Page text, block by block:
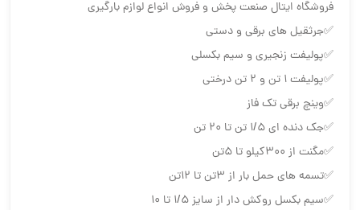
فروشگاه ایتال صنعت پخش و فروش انواع لوازم بارگیري
✅جرثقیل های برقی و دستي
✅پولیفت زنجیری و سیم بکسلی
✅پوليفت ١ تن و ٢ تن درختي
✅وینچ برقی تک فاز
✅جک دنده ای ۱/۵ تن تا ۲۰ تن
✅مگنت از ۳۰۰کیلو تا ۵تن
✅تسمه های حمل بار از ۳تن تا ۱۲تن
✅سیم بکسل روكش دار از سايز ۱/۵ تا ۱۰